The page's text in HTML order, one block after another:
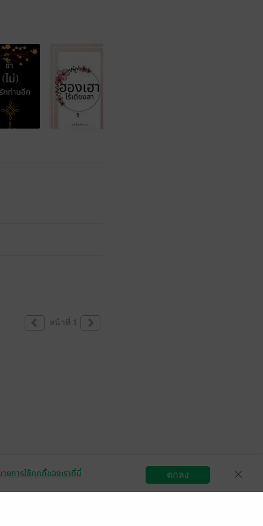
หน้าที่ 1
สมัครขายอีบุ๊ก วิธีการใช้งาน
ายการใช้คุกกี้ของเราที่นี่ ตกลง